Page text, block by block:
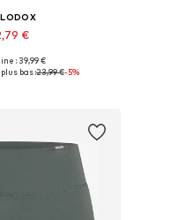
€
S, M, L, XL
: 39,99 €
bas :23,99 €-5%